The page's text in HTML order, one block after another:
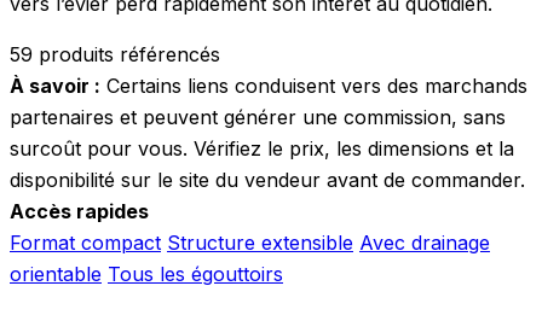
59 produits référencés
À savoir : Certains liens conduisent vers des marchands
partenaires et peuvent générer une commission, sans
surcoût pour vous. Vérifiez le prix, les dimensions et la
disponibilité sur le site du vendeur avant de commander.
Accès rapides
Format compact Structure extensible Avec drainage
orientable Tous les égouttoirs